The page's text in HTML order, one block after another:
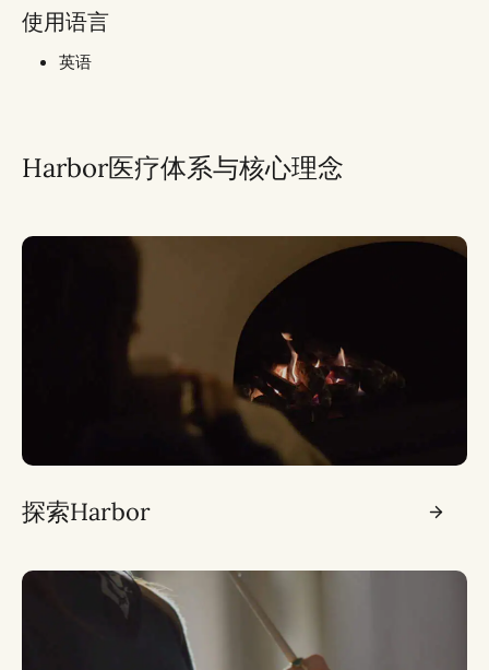
使用语言
英语
Harbor医疗体系与核心理念
探索Harbor